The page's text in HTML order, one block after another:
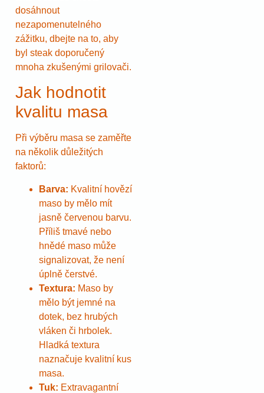
dosáhnout
nezapomenutelného
zážitku, dbejte na to, aby
byl steak doporučený
mnoha zkušenými grilovači.
Jak hodnotit
kvalitu masa
Při výběru masa se zaměřte
na několik důležitých
faktorů:
Barva: Kvalitní hovězí
maso by mělo mít
jasně červenou barvu.
Příliš tmavé nebo
hnědé maso může
signalizovat, že není
úplně čerstvé.
Textura: Maso by
mělo být jemné na
dotek, bez hrubých
vláken či hrbolek.
Hladká textura
naznačuje kvalitní kus
masa.
Tuk: Extravagantní